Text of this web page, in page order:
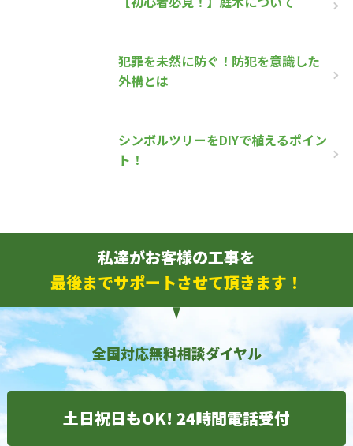
犯罪を未然に防ぐ！防犯を意識した
外構とは
シンボルツリーをDIYで植えるポイン
ト！
私達がお客様の工事を
最後までサポートさせて頂きます！
全国対応無料相談ダイヤル
土日祝日もOK! 24時間電話受付